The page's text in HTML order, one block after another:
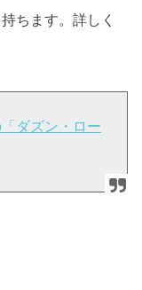
ちます。詳しく
ダズン・ロー